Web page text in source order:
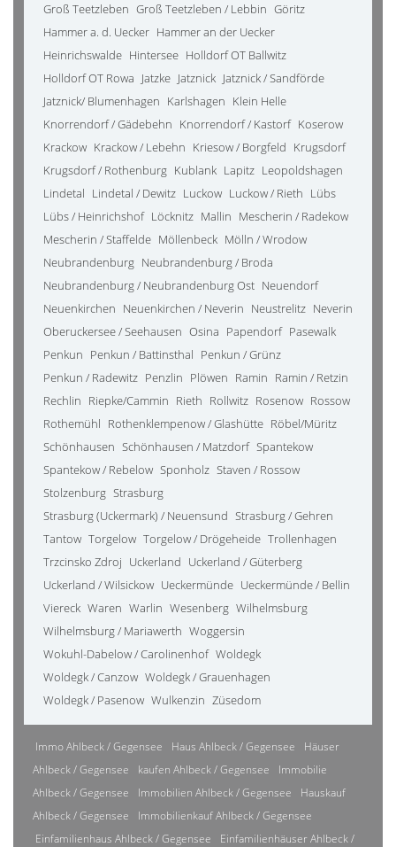
Groß Teetzleben Groß Teetzleben / Lebbin Göritz
Hammer a. d. Uecker Hammer an der Uecker
Heinrichswalde Hintersee Holldorf OT Ballwitz
Holldorf OT Rowa Jatzke Jatznick Jatznick / Sandförde
Jatznick/ Blumenhagen Karlshagen Klein Helle
Knorrendorf / Gädebehn Knorrendorf / Kastorf Koserow
Krackow Krackow / Lebehn Kriesow / Borgfeld Krugsdorf
Krugsdorf / Rothenburg Kublank Lapitz Leopoldshagen
Lindetal Lindetal / Dewitz Luckow Luckow / Rieth Lübs
Lübs / Heinrichshof Löcknitz Mallin Mescherin / Radekow
Mescherin / Staffelde Möllenbeck Mölln / Wrodow
Neubrandenburg Neubrandenburg / Broda
Neubrandenburg / Neubrandenburg Ost Neuendorf
Neuenkirchen Neuenkirchen / Neverin Neustrelitz Neverin
Oberuckersee / Seehausen Osina Papendorf Pasewalk
Penkun Penkun / Battinsthal Penkun / Grünz
Penkun / Radewitz Penzlin Plöwen Ramin Ramin / Retzin
Rechlin Riepke/Cammin Rieth Rollwitz Rosenow Rossow
Rothemühl Rothenklempenow / Glashütte Röbel/Müritz
Schönhausen Schönhausen / Matzdorf Spantekow
Spantekow / Rebelow Sponholz Staven / Rossow
Stolzenburg Strasburg
Strasburg (Uckermark) / Neuensund Strasburg / Gehren
Tantow Torgelow Torgelow / Drögeheide Trollenhagen
Trzcinsko Zdroj Uckerland Uckerland / Güterberg
Uckerland / Wilsickow Ueckermünde Ueckermünde / Bellin
Viereck Waren Warlin Wesenberg Wilhelmsburg
Wilhelmsburg / Mariawerth Woggersin
Wokuhl-Dabelow / Carolinenhof Woldegk
Woldegk / Canzow Woldegk / Grauenhagen
Woldegk / Pasenow Wulkenzin Züsedom
Immo Ahlbeck / Gegensee Haus Ahlbeck / Gegensee
Häuser
Ahlbeck / Gegensee
kaufen Ahlbeck / Gegensee
Immobilie
Ahlbeck / Gegensee
Immobilien Ahlbeck / Gegensee
Hauskauf
Ahlbeck / Gegensee
Immobilienkauf Ahlbeck / Gegensee
Einfamilienhaus Ahlbeck / Gegensee
Einfamilienhäuser Ahlbeck /